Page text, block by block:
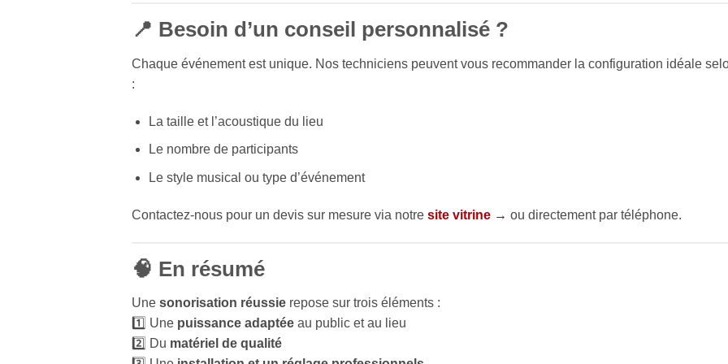
📍 Besoin d’un conseil personnalisé ?
Chaque événement est unique. Nos techniciens peuvent vous recommander la configuration idéale
:
La taille et l’acoustique du lieu
Le nombre de participants
Le style musical ou type d’événement
Contactez-nous pour un devis sur mesure via notre site vitrine → ou directement par téléphone.
🧠 En résumé
Une sonorisation réussie repose sur trois éléments :
1️⃣ Une puissance adaptée au public et au lieu
2️⃣ Du matériel de qualité